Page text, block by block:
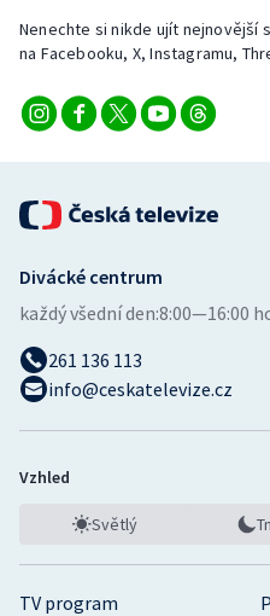
Nenechte si nikde ujít nejnovější
na Facebooku, X, Instagramu,
TV program
Divácké centrum
každý všední den:8:00—16:00
261 136 113
info@ceskatelevize.cz
Vzhled
Světlý